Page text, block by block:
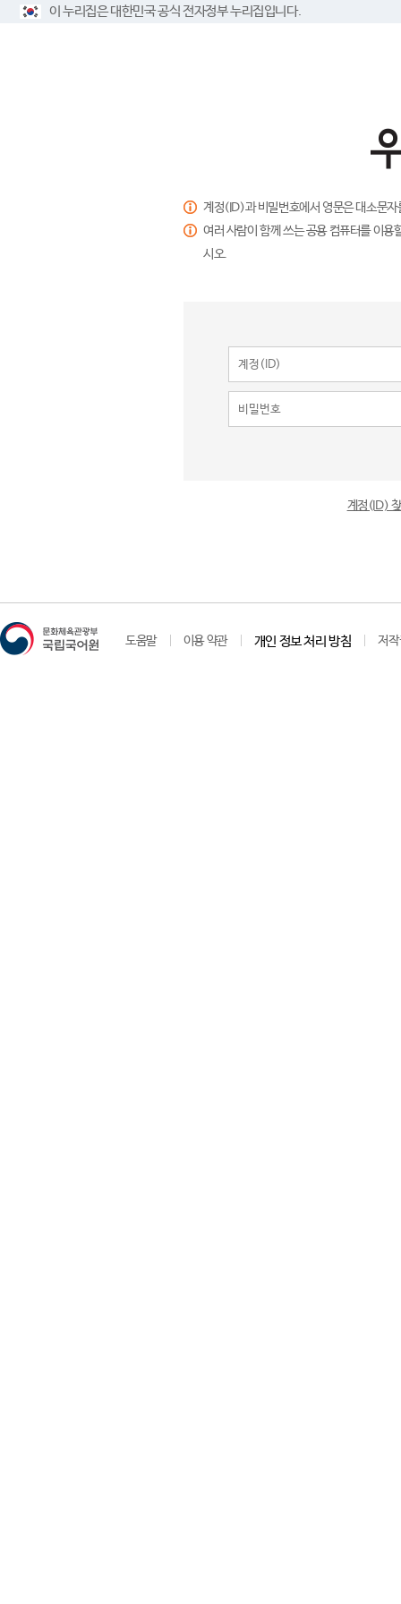
이 누리집은 대한민국 공식 전자정부 누리집입니다.
계정(ID)과 비밀번호에서 영문은 대소문
여러 사람이 함께 쓰는 공용 컴퓨터를 이
시오.
계정(ID)
도움말 이용 약관 개인 정보 처리 방침 저